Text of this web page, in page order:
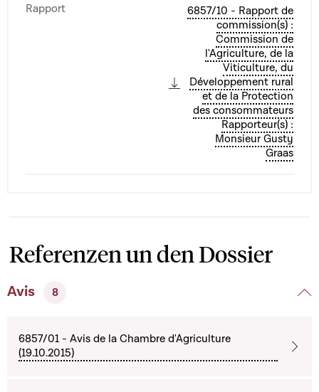
Rapport
6857/10 - Rapport de
commission(s) :
Commission de
l'Agriculture, de la
Viticulture, du
Développement rural
et de la Protection
des consommateurs
Rapporteur(s) :
Monsieur Gusty
Graas
Referenzen un den Dossier
Avis 8
6857/01 - Avis de la Chambre d'Agriculture
(19.10.2015)